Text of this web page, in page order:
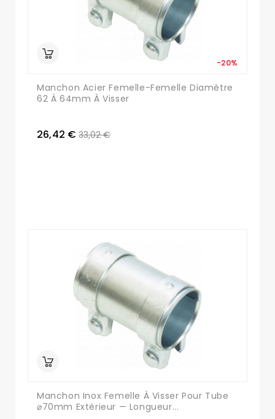
Manchon Acier Femelle-Femelle Diamètre
62 À 64mm À Visser
26,42 €
-20%
33,02 €
Manchon Inox Femelle À Visser Pour Tube
⌀70mm Extérieur — Longueur...